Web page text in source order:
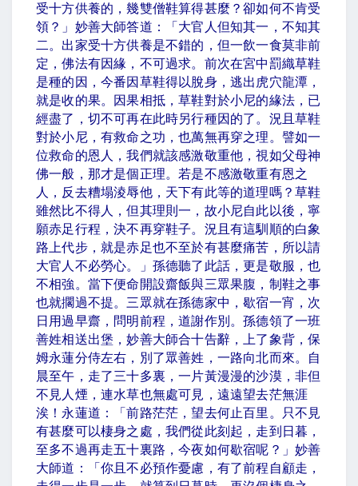
受十方供養的，幾雙僧鞋算得甚麼？卻如何不肯受
領？」妙善大師答道：「大官人但知其一，不知其
二。出家受十方供養是不錯的，但一飲一食莫非前
定，佛法有因緣，不可過求。前次在宮中罰織草鞋
是種的因，今番因草鞋得以脫身，逃出虎穴龍潭，
就是收的果。因果相抵，草鞋對於小尼的緣法，已
經盡了，切不可再在此時另行種因的了。況且草鞋
對於小尼，有救命之功，也萬無再穿之理。譬如一
位救命的恩人，我們就該感激敬重他，視如父母神
佛一般，那才是個正理。若是不感激敬重有恩之
人，反去糟塌淩辱他，天下有此等的道理嗎？草鞋
雖然比不得人，但其理則一，故小尼自此以後，寧
願赤足行程，決不再穿鞋子。況且有這馴順的白象
路上代步，就是赤足也不至於有甚麼痛苦，所以請
大官人不必勞心。」孫德聽了此話，更是敬服，也
不相強。當下便命開設齋飯與三眾果腹，制鞋之事
也就擱過不提。三眾就在孫德家中，歇宿一宵，次
日用過早齋，問明前程，道謝作別。孫德領了一班
善姓相送出堡，妙善大師合十告辭，上了象背，保
姆永蓮分侍左右，別了眾善姓，一路向北而來。自
晨至午，走了三十多裏，一片黃漫漫的沙漠，非但
不見人煙，連水草也無處可見，遠遠望去茫無涯
涘！永蓮道：「前路茫茫，望去何止百里。只不見
有甚麼可以棲身之處，我們從此刻起，走到日暮，
至多不過再走五十裏路，今夜如何歇宿呢？」妙善
大師道：「你且不必預作憂慮，有了前程自顧走，